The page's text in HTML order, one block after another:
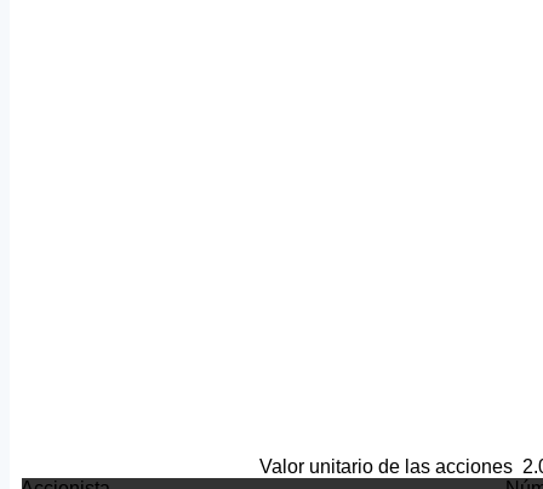
Valor unitario de las acciones